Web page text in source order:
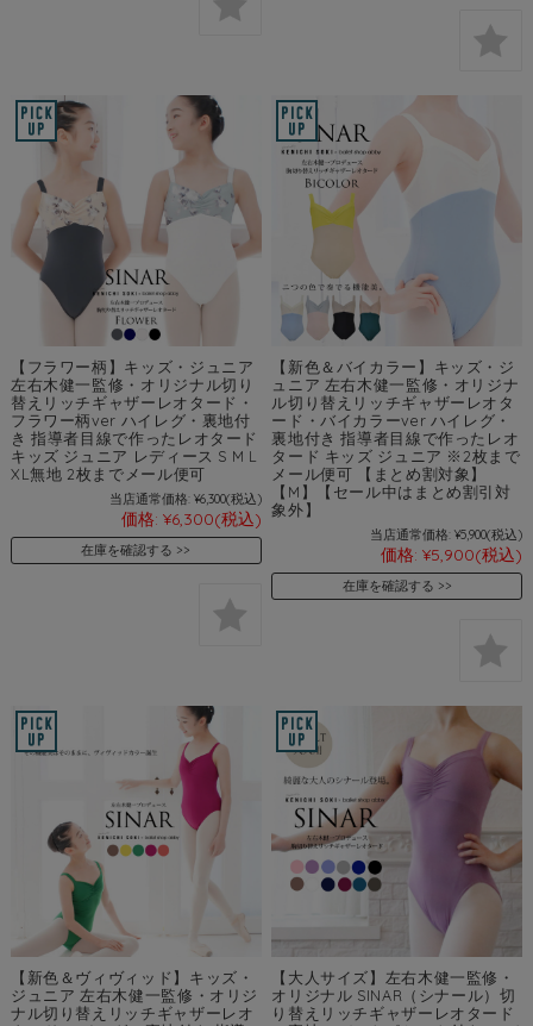
【フラワー柄】キッズ・ジュニア
左右木健一監修・オリジナル切り
替えリッチギャザーレオタード・
フラワー柄ver ハイレグ・裏地付
き 指導者目線で作ったレオタード
キッズ ジュニア レディース S M L
XL無地 2枚までメール便可
当店通常価格: ¥6,300(税込)
価格: ¥6,300(税込)
在庫を確認する
【新色＆バイカラー】キッズ・ジ
ュニア 左右木健一監修・オリジナ
ル切り替えリッチギャザーレオタ
ード・バイカラーver ハイレグ・
裏地付き 指導者目線で作ったレオ
タード キッズ ジュニア ※2枚まで
メール便可 【まとめ割対象】
【M】【セール中はまとめ割引対
象外】
当店通常価格: ¥5,900(税込)
価格: ¥5,900(税込)
在庫を確認する
【新色＆ヴィヴィッド】キッズ・
ジュニア 左右木健一監修・オリジ
ナル切り替えリッチギャザーレオ
【大人サイズ】左右木健一監修・
オリジナル SINAR（シナール）切
り替えリッチギャザーレオタード